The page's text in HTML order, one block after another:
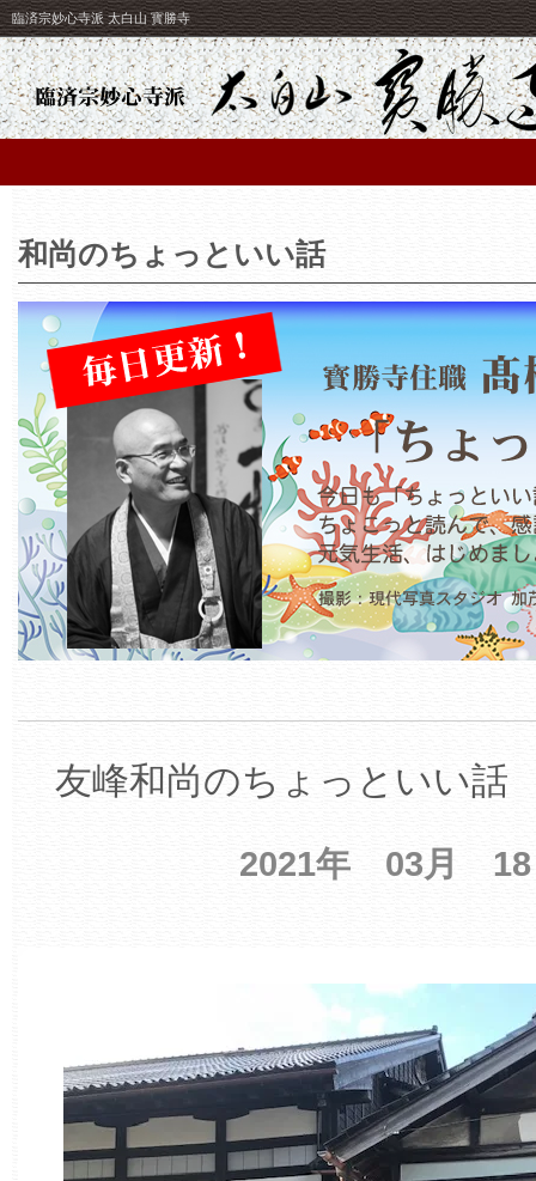
臨済宗妙心寺派 太白山 寳勝寺
和尚のちょっといい話
友峰和尚のちょっといい話
2021年 03月